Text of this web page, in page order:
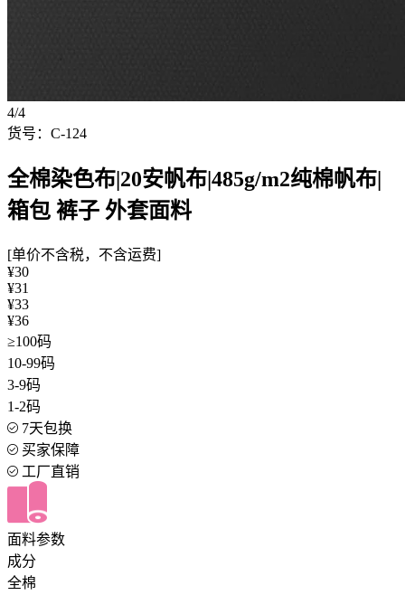
4/4
货号：C-124
全棉染色布|20安帆布|485g/m2纯棉帆布|
箱包 裤子 外套面料
[单价不含税，不含运费]
¥30
¥31
¥33
¥36
≥100码
10-99码
3-9码
1-2码
7天包换
买家保障
工厂直销
面料参数
成分
全棉